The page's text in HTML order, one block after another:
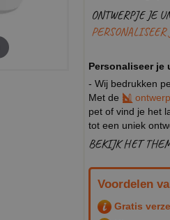
ONTWERPJE JE
Personaliseer je
- Wij bedrukken
Met de
pet of vind je het
tot een uniek
BEKIJK HET
Voordelen
Gratis